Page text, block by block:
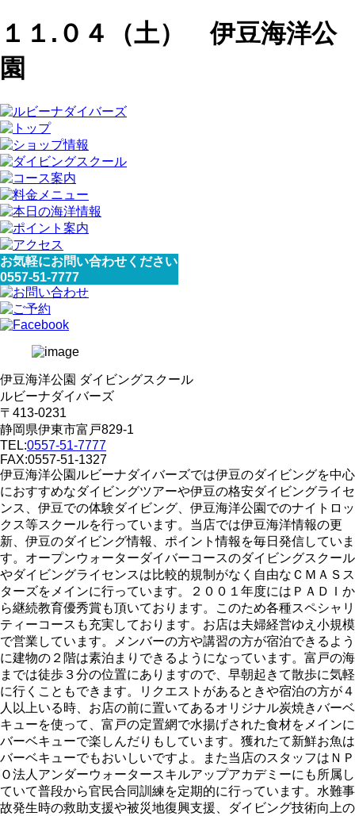
１１.０４（土） 伊豆海洋公
園
お気軽にお問い合わせください
0557-51-7777
伊豆海洋公園 ダイビングスクール
ルビーナダイバーズ
〒413-0231
静岡県伊東市富戸829-1
TEL:0557-51-7777
FAX:0557-51-1327
伊豆海洋公園ルビーナダイバーズでは伊豆のダイビングを中心
におすすめなダイビングツアーや伊豆の格安ダイビングライセ
ンス、伊豆での体験ダイビング、伊豆海洋公園でのナイトロッ
クス等スクールを行っています。当店では伊豆海洋情報の更
新、伊豆のダイビング情報、ポイント情報を毎日発信していま
す。オープンウォーターダイバーコースのダイビングスクール
やダイビングライセンスは比較的規制がなく自由なＣＭＡＳス
ターズをメインに行っています。２００１年度にはＰＡＤＩか
ら継続教育優秀賞も頂いております。このため各種スペシャリ
ティーコースも充実しております。お店は夫婦経営ゆえ小規模
で営業しています。メンバーの方や講習の方が宿泊できるよう
に建物の２階は素泊まりできるようになっています。富戸の海
までは徒歩３分の位置にありますので、早朝起きて散歩に気軽
に行くこともできます。リクエストがあるときや宿泊の方が４
人以上いる時、お店の前に置いてあるオリジナル炭焼きバーベ
キューを使って、富戸の定置網で水揚げされた食材をメインに
バーベキューで楽しんだりもしています。獲れたて新鮮お魚は
バーベキューでもおいしいですよ。また当店のスタッフはＮＰ
Ｏ法人アンダーウォータースキルアップアカデミーにも所属し
ていて普段から官民合同訓練を定期的に行っています。水難事
故発生時の救助支援や被災地復興支援、ダイビング技術向上の